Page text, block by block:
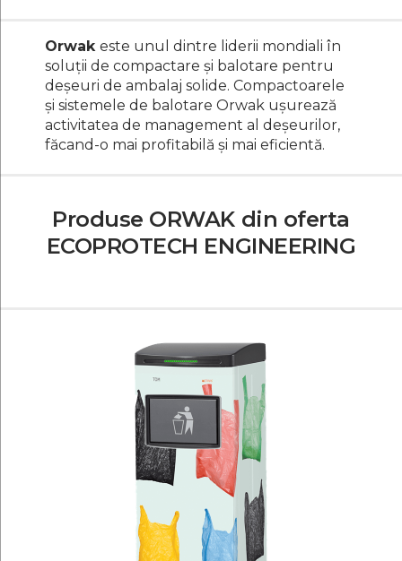
pentru
deseuri
Orwak este unul dintre liderii mondiali în
soluții de compactare și balotare pentru
deșeuri de ambalaj solide. Compactoarele
și sistemele de balotare Orwak ușurează
activitatea de management al deșeurilor,
făcand-o mai profitabilă și mai eficientă.
Produse ORWAK din oferta
ECOPROTECH ENGINEERING